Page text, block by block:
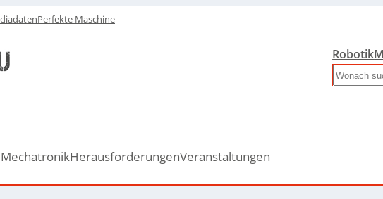
Perfekte Maschine
Robotik
Search
MechatronikHerausforderungenVeranstaltungen